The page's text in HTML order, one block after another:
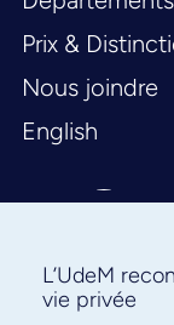
Prix &
Nous joindre
English
L’UdeM
vie privée